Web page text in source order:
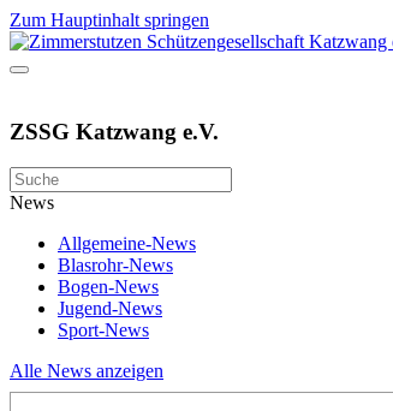
Zum Hauptinhalt springen
ZSSG Katzwang e.V.
News
Allgemeine-News
Blasrohr-News
Bogen-News
Jugend-News
Sport-News
Alle News anzeigen